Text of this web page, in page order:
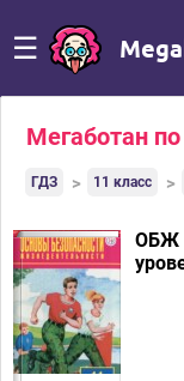
☰
Мегаботан
ГДЗ 11 класс
ОБЖ